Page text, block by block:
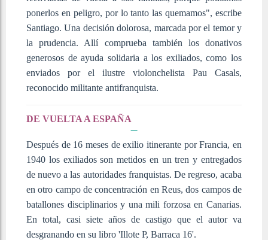
ponerlos en peligro, por lo tanto las quemamos", escribe
Santiago. Una decisión dolorosa, marcada por el temor y
la prudencia. Allí comprueba también los donativos
generosos de ayuda solidaria a los exiliados, como los
enviados por el ilustre violonchelista Pau Casals,
reconocido militante antifranquista.
DE VUELTA A ESPAÑA
Después de 16 meses de exilio itinerante por Francia, en
1940 los exiliados son metidos en un tren y entregados
de nuevo a las autoridades franquistas. De regreso, acaba
en otro campo de concentración en Reus, dos campos de
batallones disciplinarios y una mili forzosa en Canarias.
En total, casi siete años de castigo que el autor va
desgranando en su libro 'Illote P, Barraca 16'.